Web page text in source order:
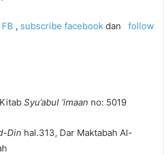
, subscribe facebook dan
follow
Syu’abul ‘imaan no: 5019
Din hal.313, Dar Maktabah Al-